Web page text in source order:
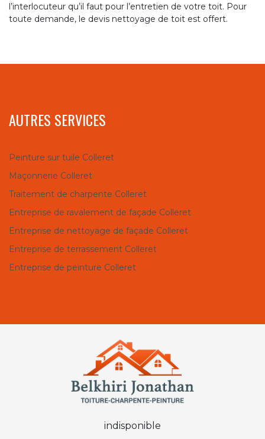
l’interlocuteur qu’il faut pour l’entretien de votre toit. Pour
toute demande, le devis nettoyage de toit est offert.
AUTRES SERVICES
Peinture sur tuile Colleret
Maçonnerie Colleret
Traitement de charpente Colleret
Entreprise de ravalement de façade Colleret
Entreprise de nettoyage de façade Colleret
Entreprise de terrassement Colleret
Entreprise de peinture Colleret
indisponible